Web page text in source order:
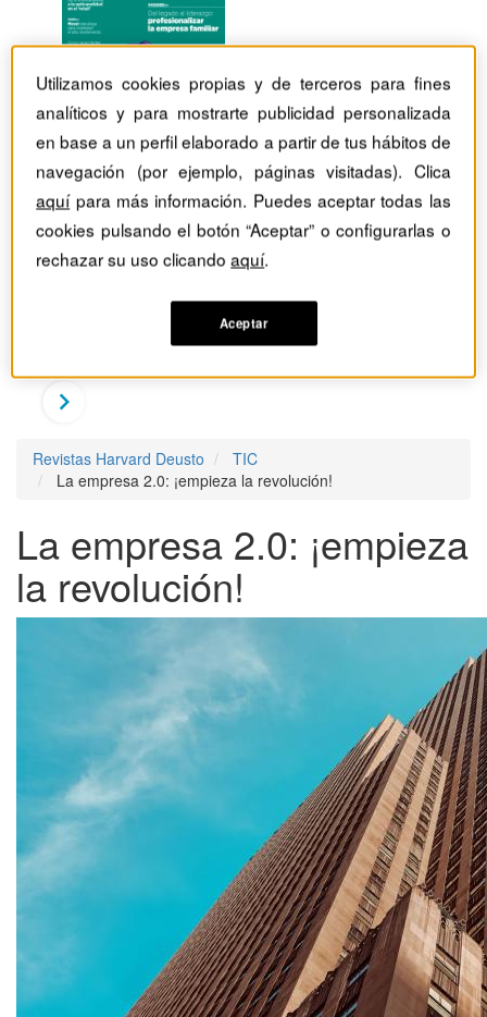
Revistas Harvard Deusto
TIC
La empresa 2.0: ¡empieza la revolución!
La empresa 2.0: ¡empieza
la revolución!
Utilizamos cookies propias y de terceros para fines
analíticos y para mostrarte publicidad personalizada
en base a un perfil elaborado a partir de tus hábitos de
navegación (por ejemplo, páginas visitadas). Clica
aquípara más información. Puedes aceptar todas las
cookies pulsando el botón “Aceptar” o configurarlas o
rechazar su uso clicandoaquí.
Aceptar